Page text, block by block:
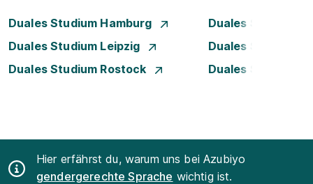
Duales Studium Hamburg
Duales Studium
Duales Studium Leipzig
Duales Studium
Duales Studium Rostock
Duales Studium
Hier erfährst du, warum uns bei Azubiyo
gendergerechte Sprache wichtig ist.